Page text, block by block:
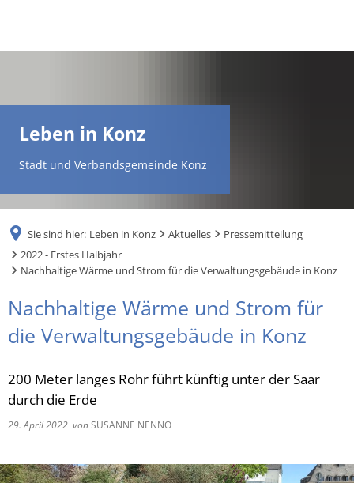
UK
RU
Leben in Konz
Stadt und Verbandsgemeinde Konz
Sie sind hier: Leben in Konz Aktuelles
Pressemitteilung
2022 - Erstes Halbjahr
Nachhaltige Wärme und Strom für die Verwaltungsgebäude in Konz
Nachhaltige Wärme und Strom für
die Verwaltungsgebäude in Konz
200 Meter langes Rohr führt künftig unter der Saar
durch die Erde
29. April 2022 vonSUSANNE NENNO